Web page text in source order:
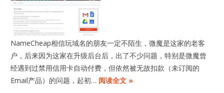
NameCheap相信玩域名的朋友一定不陌生，微魔是这家的老客
户，后来因为这家在升级后台后，出了不少问题，特别是微魔曾
经遇到过禁用信用卡自动付费，但依然被无故扣款（未订阅的
Email产品）的问题，起初… 阅读全文 »